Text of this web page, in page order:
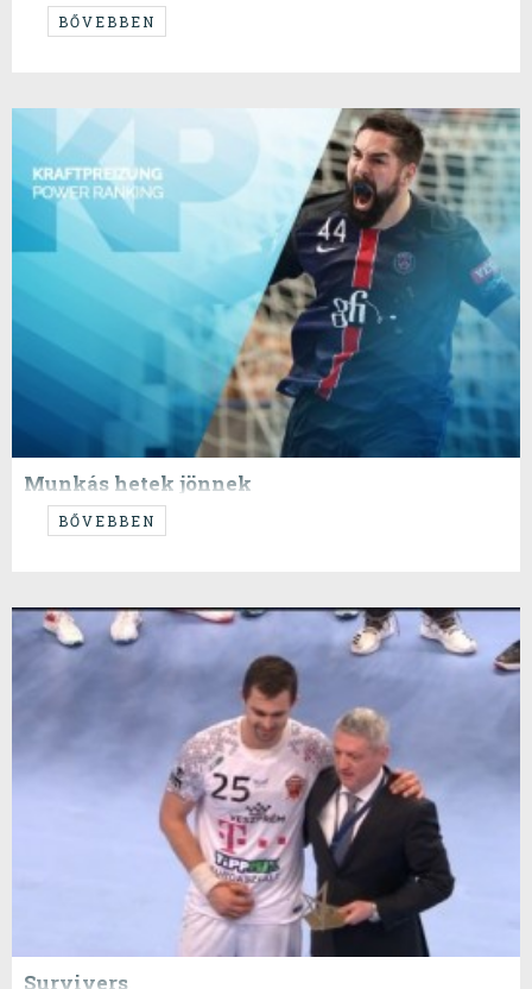
BŐVEBBEN
Munkás hetek jönnek
...majd lesz új KP-lead is, valamikor, de most éppen stílszerű, hehe...
BŐVEBBEN
Survivers